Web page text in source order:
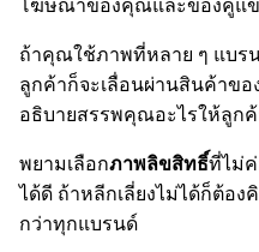
โฆษณาของคุณและของคู่แข่
ถ้าคุณใช้ภาพที่หลาย ๆ แบร
ลูกค้าก็จะเลื่อนผ่านสินค้าข
อธิบายสรรพคุณอะไรให้ลูกค้
พยามเลือกภาพลิขสิทธิ์ที่ไม่
ได้ดี ถ้าหลีกเลี่ยงไม่ได้ก็ต้อง
กว่าทุกแบรนด์